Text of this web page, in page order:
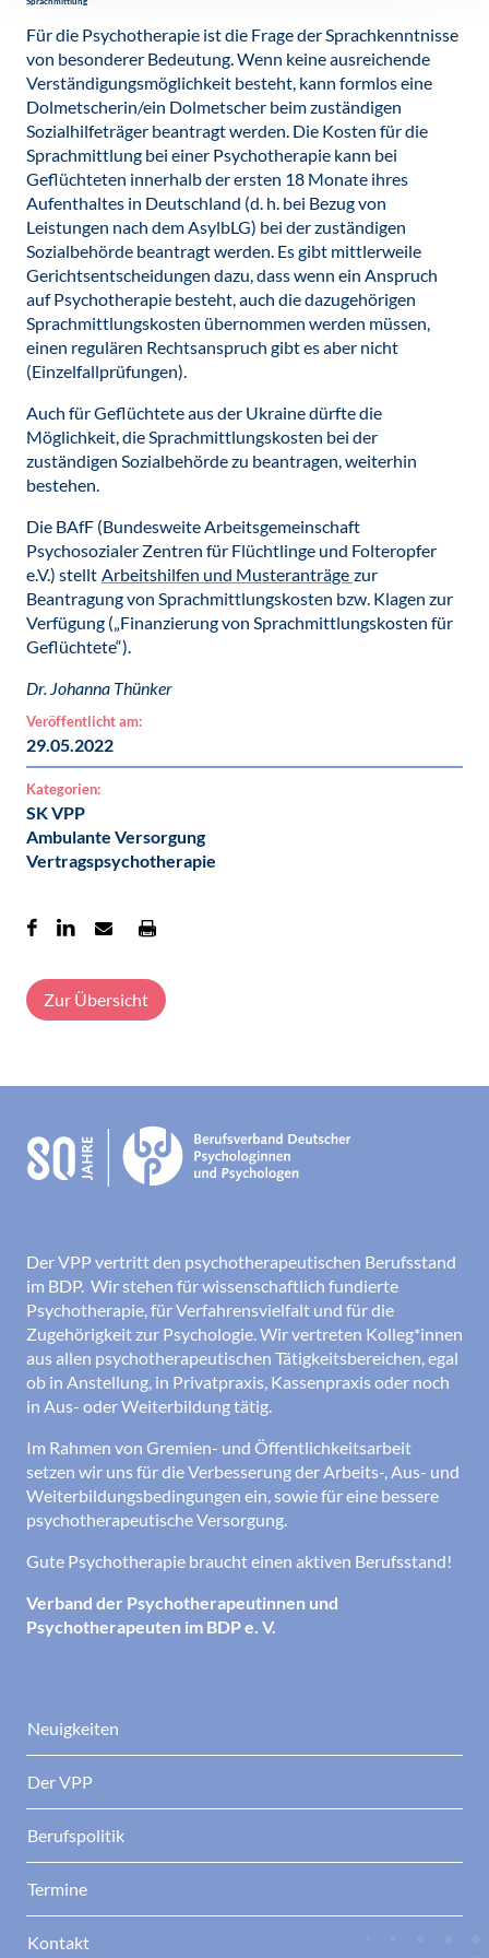
Für die Psychotherapie ist die Frage der Sprachkenntnisse
von besonderer Bedeutung. Wenn keine ausreichende
Verständigungsmöglichkeit besteht, kann formlos eine
Dolmetscherin/ein Dolmetscher beim zuständigen
Sozialhilfeträger beantragt werden. Die Kosten für die
Sprachmittlung bei einer Psychotherapie kann bei
Geflüchteten innerhalb der ersten 18 Monate ihres
Aufenthaltes in Deutschland (d. h. bei Bezug von
Leistungen nach dem AsylbLG) bei der zuständigen
Sozialbehörde beantragt werden. Es gibt mittlerweile
Gerichtsent­scheidungen dazu, dass wenn ein Anspruch
auf Psychotherapie be­­steht, auch die dazu­gehörigen
Sprachmittlungskosten übernommen werden müssen,
einen regu­­lären Rechts­anspruch gibt es aber nicht
(Einzelfallprüfungen).
Auch für Geflüchtete aus der Ukraine dürfte die
Möglichkeit, die Sprachmittlungskosten bei der
zuständigen Sozialbehörde zu beantragen, weiterhin
bestehen.
Die BAfF (Bundesweite Arbeitsgemeinschaft
Psychosozialer Zentren für Flüchtlinge und Folteropfer
e.V.) stellt Arbeitshilfen und Musteranträge zur
Beantragung von Sprachmittlungskosten bzw. Klagen zur
Verfügung („Finanzierung von Sprachmittlungskosten für
Geflüchtete“).
Dr. Johanna Thünker
Veröffentlicht am:
29.05.2022
Kategorien:
SK VPP
Ambulante Versorgung
Vertragspsychotherapie
Zur Übersicht
Der VPP vertritt den psychotherapeutischen Berufsstand
im BDP. Wir stehen für wissenschaftlich fundierte
Psychotherapie, für Verfahrensvielfalt und für die
Zugehörigkeit zur Psychologie. Wir vertreten Kolleg*innen
aus allen psychotherapeutischen Tätigkeitsbereichen, egal
ob in Anstellung, in Privatpraxis, Kassenpraxis oder noch
in Aus- oder Weiterbildung tätig.
Im Rahmen von Gremien- und Öffentlichkeitsarbeit
setzen wir uns für die Verbesserung der Arbeits-, Aus- und
Weiterbildungsbedingungen ein, sowie für eine bessere
psychotherapeutische Versorgung.
Gute Psychotherapie braucht einen aktiven Berufsstand!
Verband der Psychotherapeutinnen und
Psychotherapeuten im BDP e. V.
Neuigkeiten
Der VPP
Berufspolitik
Termine
Kontakt